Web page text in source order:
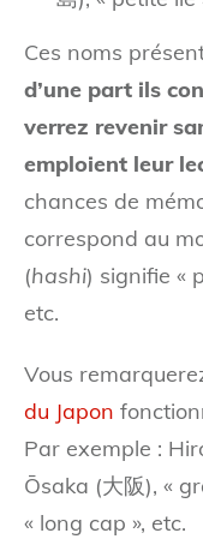
Ces noms
d’une part ils
verrez revenir
emploient leur
chances de
correspond au
(hashi) signifie «
etc.
Vous
du Japon
Par exemple :
Ōsaka (大阪), «
« long cap », etc.